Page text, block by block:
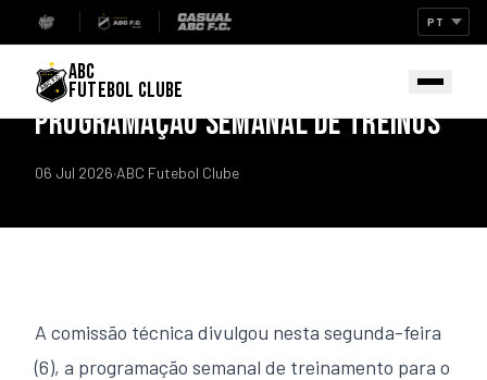
ABC
FUTEBOL CLUBE
TREINO
COMISSÃO TÉCNICA DIVULGA A
PROGRAMAÇÃO SEMANAL DE TREINOS
06 Jul 2026·ABC Futebol Clube
A comissão técnica divulgou nesta segunda-feira
(6), a programação semanal de treinamento para o